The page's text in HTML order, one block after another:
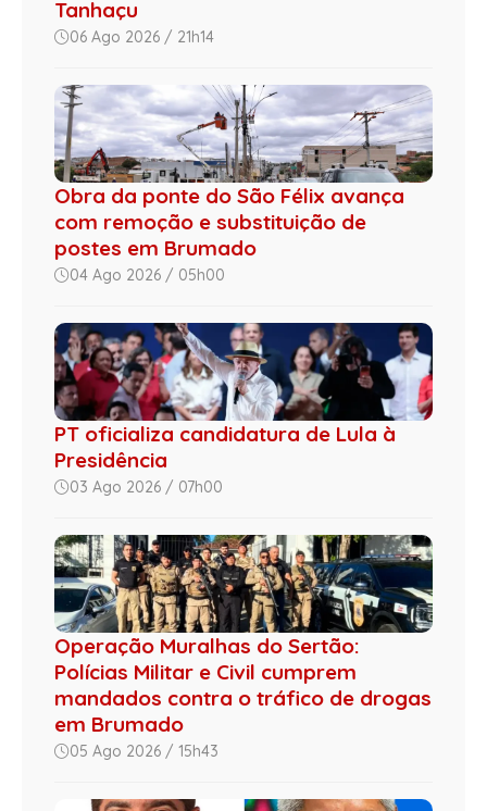
Tanhaçu
06 Ago 2026 / 21h14
Obra da ponte do São Félix avança
com remoção e substituição de
postes em Brumado
04 Ago 2026 / 05h00
PT oficializa candidatura de Lula à
Presidência
03 Ago 2026 / 07h00
Operação Muralhas do Sertão:
Polícias Militar e Civil cumprem
mandados contra o tráfico de drogas
em Brumado
05 Ago 2026 / 15h43